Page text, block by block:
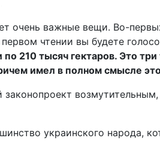
очень важные вещи. Во-
чтении вы будете
210 тысяч гектаров. Это
имел в полном смысле
украинского народа,